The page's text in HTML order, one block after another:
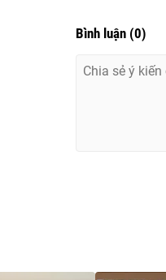
Bình luận (0)